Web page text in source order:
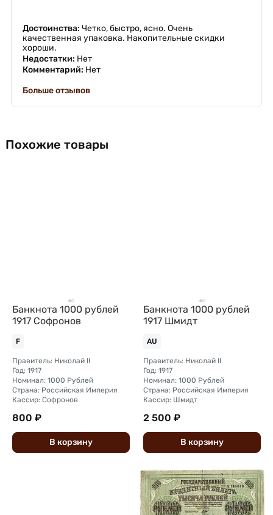
Достоинства: Четко, быстро, ясно. Очень
качественная упаковка. Накопительные скидки
хороши.
Недостатки: Нет
Комментарий: Нет
Больше отзывов
Похожие товары
Банкнота 1000 рублей
1917 Софронов
F
Правитель: Николай II
Год: 1917
Номинал: 1000 Рублей
Страна: Российская Империя
Кассир: Софронов
800 ₽
В корзину
Банкнота 1000 рублей
1917 Шмидт
AU
Правитель: Николай II
Год: 1917
Номинал: 1000 Рублей
Страна: Российская Империя
Кассир: Шмидт
2 500 ₽
В корзину